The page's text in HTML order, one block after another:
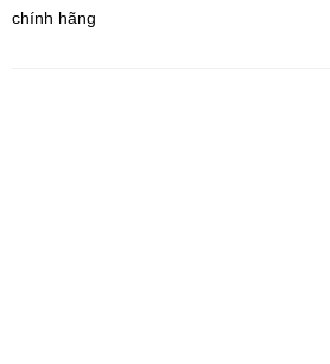
chính hãng